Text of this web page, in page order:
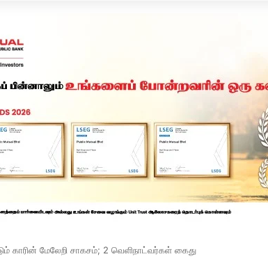
காரின் மேலேறி சாகசம்; 2 வெளிநாட்வர்கள் கைது